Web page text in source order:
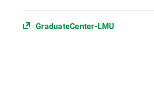
GraduateCenter-LMU